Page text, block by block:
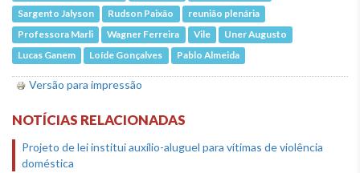
Sargento Jalyson
Rudson Paixão
reunião plenária
Professora Marli
Wagner Ferreira Vile
Uner Augusto
Lucas Ganem
Loíde Gonçalves Pablo Almeida
Versão para impressão
NOTÍCIAS RELACIONADAS
Projeto de lei institui auxílio-aluguel para vítimas de violência
doméstica